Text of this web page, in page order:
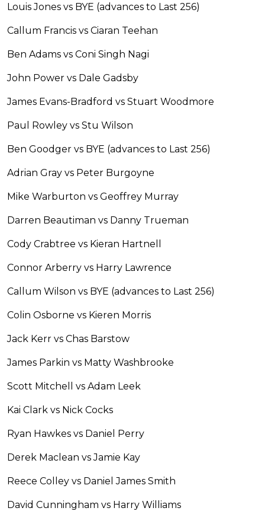
Louis Jones vs BYE (advances to Last 256)
Callum Francis vs Ciaran Teehan
Ben Adams vs Coni Singh Nagi
John Power vs Dale Gadsby
James Evans-Bradford vs Stuart Woodmore
Paul Rowley vs Stu Wilson
Ben Goodger vs BYE (advances to Last 256)
Adrian Gray vs Peter Burgoyne
Mike Warburton vs Geoffrey Murray
Darren Beautiman vs Danny Trueman
Cody Crabtree vs Kieran Hartnell
Connor Arberry vs Harry Lawrence
Callum Wilson vs BYE (advances to Last 256)
Colin Osborne vs Kieren Morris
Jack Kerr vs Chas Barstow
James Parkin vs Matty Washbrooke
Scott Mitchell vs Adam Leek
Kai Clark vs Nick Cocks
Ryan Hawkes vs Daniel Perry
Derek Maclean vs Jamie Kay
Reece Colley vs Daniel James Smith
David Cunningham vs Harry Williams